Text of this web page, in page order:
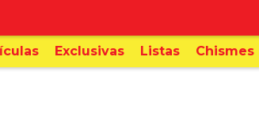
Exclusivas Listas Chismes